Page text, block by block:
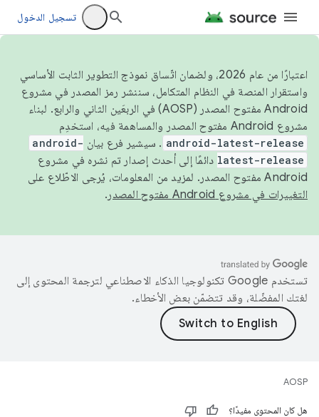
تسجيل الدخول
اعتبارًا من عام 2026، ولضمان اتّساق نموذج التطوير الثابت الأساسي
واستقرار المنصة في النظام المتكامل، سننشر رمز المصدر في مشروع
Android مفتوح المصدر (AOSP) في الربعَين الثاني والرابع. لبناء
مشروع Android مفتوح المصدر والمساهمة فيه، استخدِم
android-latest-release . سيشير فرع بيان android-
latest-release دائمًا إلى أحدث إصدار تم نشره في مشروع
Android مفتوح المصدر. لمزيد من المعلومات، يُرجى الاطّلاع على
التغييرات في مشروع Android مفتوح المصدر
.
تستخدم Google تكنولوجيا الذكاء الاصطناعي لترجمة المحتوى إلى
لغتك المفضّلة، وقد تتضمّن بعض الأخطاء.
AOSP
هل كان المحتوى مفيدًا؟